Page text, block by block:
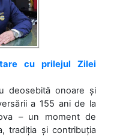
cu prilejul Zilei
deosebită onoare și
a 155 ani de la
– un moment de
tradiția și contribuția